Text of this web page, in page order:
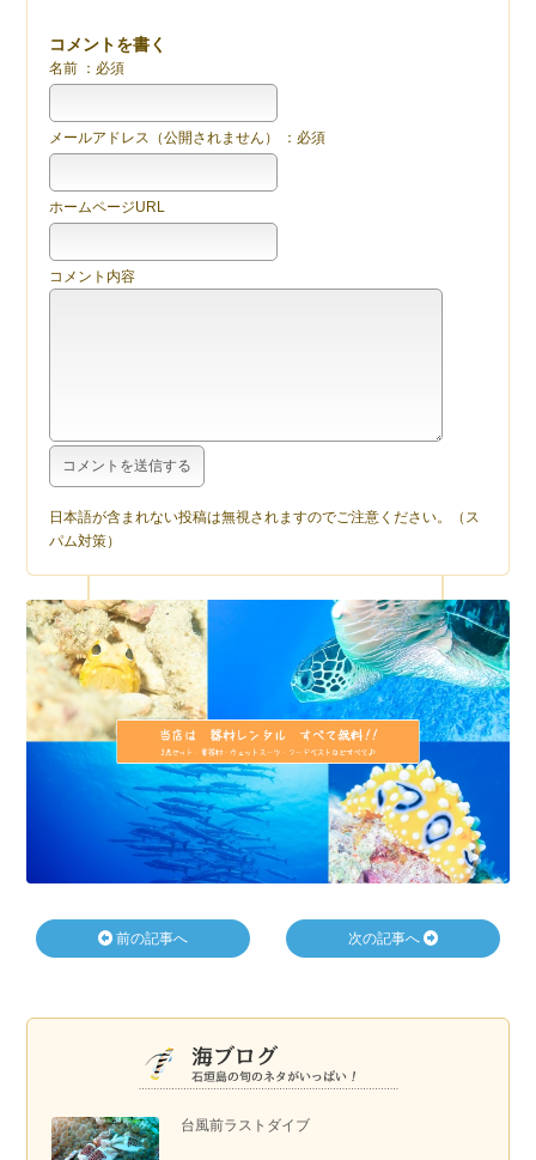
台風前ラストダイブ
コメントを書く
名前 ：必須
メールアドレス（公開されません） ：必須
ホームページURL
コメント内容
日本語が含まれない投稿は無視されますのでご注意ください。（ス
パム対策）
前の記事へ 次の記事へ